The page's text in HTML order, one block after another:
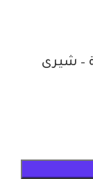
شورت – 2 قطعة – شيرى